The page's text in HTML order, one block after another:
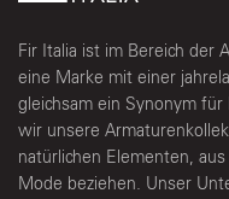
Fir Italia ist im Bereich der
eine Marke mit einer
gleichsam ein Synonym
wir unsere
natürlichen Elementen,
Mode beziehen. Unser